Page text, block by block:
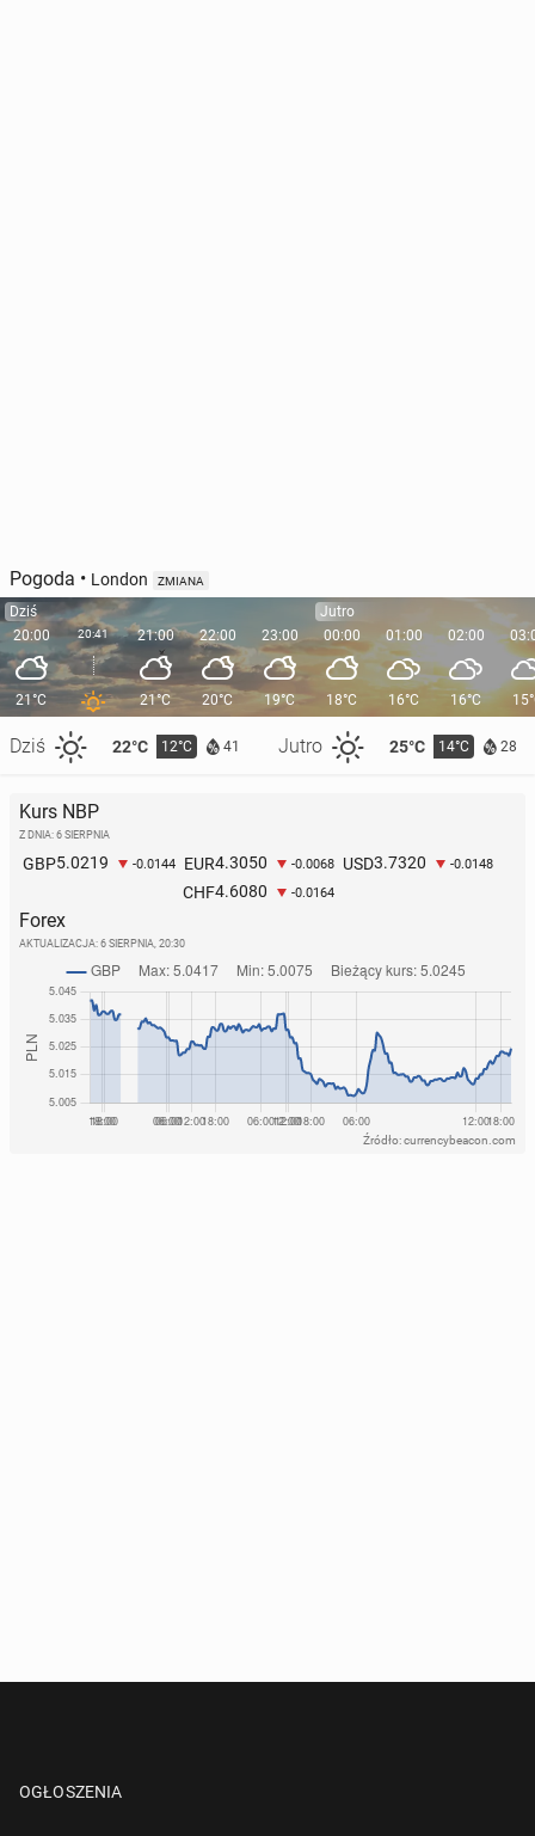
Pogoda • London ZMIANA
Dziś
20:00
21°C
Dziś 22°C 12°C 41 Jutro 25°C 14°C 28
20:41 21:00
21°C
22:00
20°C
23:00
19°C
Jutro
00:00
18°C
01:00
16°C
02:00
16°C
Kurs NBP
Z DNIA: 6 SIERPNIA
GBP5.0219 -0.0144 EUR4.3050 -0.0068 USD3.7320 -0.0148
CHF4.6080 -0.0164
Forex
AKTUALIZACJA: 6 SIERPNIA, 20:30
Źródło: currencybeacon.com
OGŁOSZENIA